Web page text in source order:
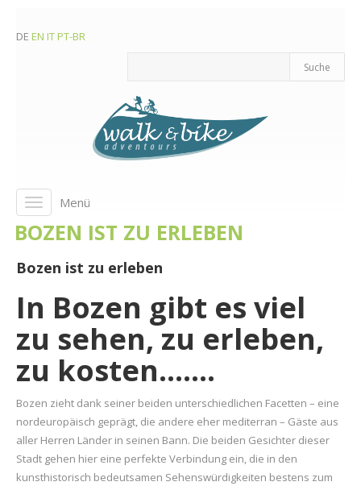
DE EN IT PT-BR
Toggle
navigation
Menü
BOZEN IST ZU ERLEBEN
Bozen ist zu erleben
In Bozen gibt es viel
zu sehen, zu erleben,
zu kosten…….
Bozen zieht dank seiner beiden unterschiedlichen Facetten – eine
nordeuropäisch geprägt, die andere eher mediterran – Gäste aus
aller Herren Länder in seinen Bann. Die beiden Gesichter dieser
Stadt gehen hier eine perfekte Verbindung ein, die in den
kunsthistorisch bedeutsamen Sehenswürdigkeiten bestens zum